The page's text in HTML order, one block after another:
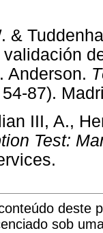
&
Anderson.
87).
III, A.,
Test:
deste
sob